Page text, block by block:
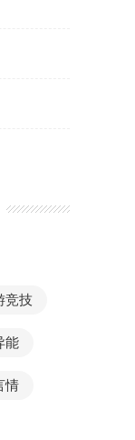
竞技
能
情